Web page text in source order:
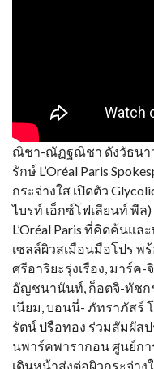
ณิชา-ณัฏฐณิชา ดังวัธนา
รักษ์ L’Oréal Paris
กระจ่างใส เปิดตัว
ไบรท์ เอ็กซ์โฟเลียนท์ พี
L’Oréal Paris ที่คิดค้นแ
เซลล์ผิวสเมือนมือโปร
ศรีอาริยะรุ่งเรือง, มาร์
อัญชนานันท์, ก็อตจิ-ทัชก
เนียม, บอนนี่- ภัทราภัสร์
รัตน์ ปรือทอง ร่วมสัมผัส
นพาร์คพารากอน ศูนย์กา
เดินหน้าส่งต่อผิวกระจ่า